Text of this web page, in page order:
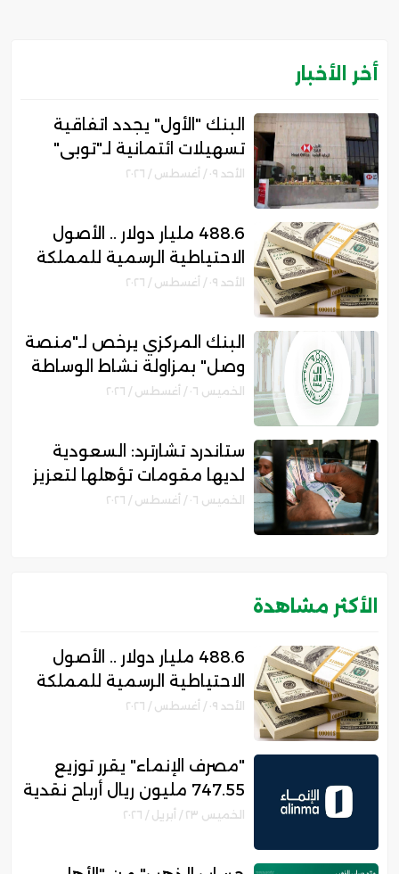
أخر الأخبار
البنك "الأول" يجدد اتفاقية
تسهيلات ائتمانية لـ"توبي"
بقيمة 447.99 مليون ريال
الأحد ٠٩ / أغسطس / ٢٠٢٦
488.6 مليار دولار .. الأصول
الاحتياطية الرسمية للمملكة
ترتفع 10% بنهاية يوليو
الأحد ٠٩ / أغسطس / ٢٠٢٦
البنك المركزي يرخص لـ"منصة
وصل" بمزاولة نشاط الوساطة
الرقمية لجهات التمويل
الخميس ٠٦ / أغسطس / ٢٠٢٦
ستاندرد تشارترد: السعودية
لديها مقومات تؤهلها لتعزيز
مكانتها بمجال التمويل
الخميس ٠٦ / أغسطس / ٢٠٢٦
الأكثر مشاهدة
488.6 مليار دولار .. الأصول
الاحتياطية الرسمية للمملكة
ترتفع 10% بنهاية يوليو
الأحد ٠٩ / أغسطس / ٢٠٢٦
"مصرف الإنماء" يقرر توزيع
747.55 مليون ريال أرباح نقدية
عن الربع الأول من العام 2026
الخميس ٢٣ / أبريل / ٢٠٢٦